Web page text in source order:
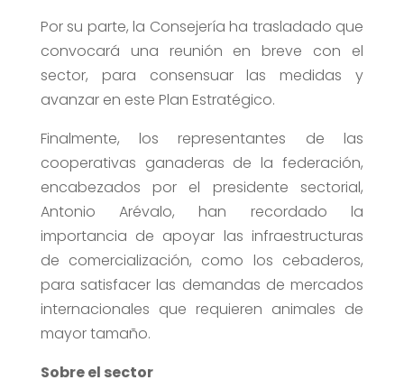
Por su parte, la Consejería ha trasladado que
convocará una reunión en breve con el
sector, para consensuar las medidas y
avanzar en este Plan Estratégico.
Finalmente, los representantes de las
cooperativas ganaderas de la federación,
encabezados por el presidente sectorial,
Antonio Arévalo, han recordado la
importancia de apoyar las infraestructuras
de comercialización, como los cebaderos,
para satisfacer las demandas de mercados
internacionales que requieren animales de
mayor tamaño.
Sobre el sector